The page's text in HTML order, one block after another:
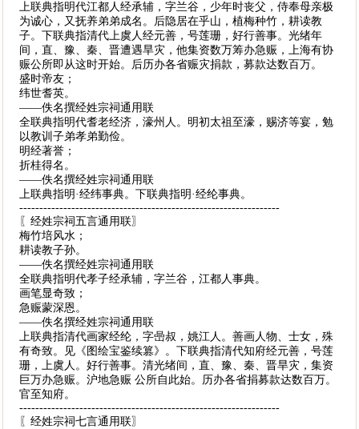
上联典指明代江都人经承辅，字兰谷，少年时丧父，侍奉母亲极
为诚心，又抚养弟弟成名。后隐居在乎山，植梅种竹，耕读教
子。下联典指清代上虞人经元善，号莲珊，好行善事。光绪年
间，直、豫、秦、晋遭遇旱灾，他集资数万筹办急赈，上海有协
赈公所即从这时开始。后历办各省赈灾捐款，募款达数百万。
盛时帝友；
纬世耆英。
——佚名撰经姓宗祠通用联
全联典指明代耆老经济，濠州人。明初太祖至濠，赐济等宴，勉
以教训子弟孝弟勤俭。
明经著誉；
折桂得名。
——佚名撰经姓宗祠通用联
上联典指明·经纬事典。下联典指明·经纶事典。
-----------------------------------------------------------------
〖经姓宗祠五言通用联〗
梅竹培风水；
耕读教子孙。
——佚名撰经姓宗祠通用联
全联典指明代孝子经承辅，字兰谷，江都人事典。
画笔显奇致；
急赈蒙深恩。
——佚名撰经姓宗祠通用联
上联典指清代画家经纶，字喦叔，姚江人。善画人物、士女，殊
有奇致。见《图绘宝鉴续篡》。下联典指清代知府经元善，号莲
珊，上虞人。好行善事。清光绪间，直、豫、秦、晋旱灾，集资
巨万办急赈。沪地急赈 公所自此始。历办各省捐募款达数百万。
官至知府。
-----------------------------------------------------------------
〖经姓宗祠七言通用联〗